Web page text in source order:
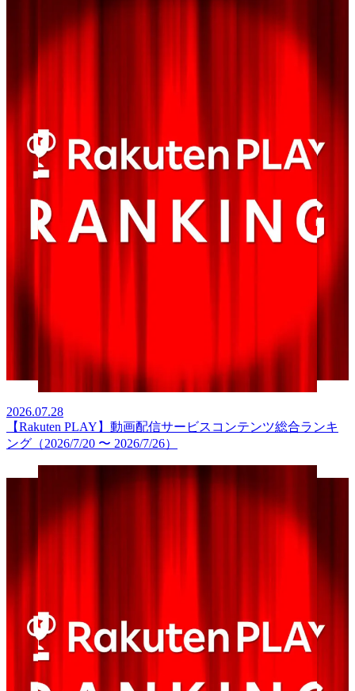
2026.07.28
【Rakuten PLAY】動画配信サービスコンテンツ総合ランキ
ング（2026/7/20 〜 2026/7/26）